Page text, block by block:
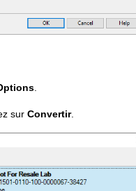
.
sur Convertir.